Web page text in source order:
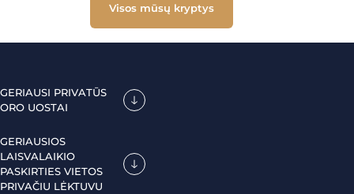
Visos mūsų kryptys
GERIAUSI PRIVATŪS
ORO UOSTAI
GERIAUSIOS
LAISVALAIKIO
PASKIRTIES VIETOS
PRIVAČIU LĖKTUVU